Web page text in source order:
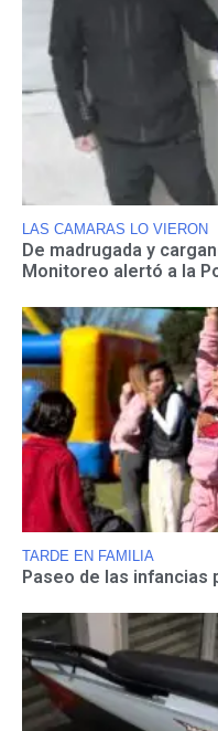
LAS CAMARAS LO VIERON
De madrugada y
Monitoreo alertó a la
TARDE EN FAMILIA
Paseo de las infancias